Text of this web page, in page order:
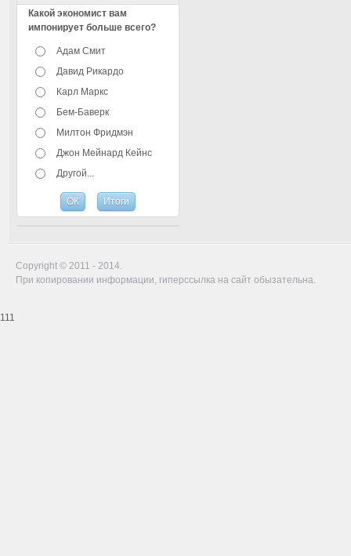
Какой экономист вам
импонирует больше всего?
Адам Смит
Давид Рикардо
Карл Маркс
Бем-Баверк
Милтон Фридмэн
Джон Мейнард Кейнс
Другой...
Copyright © 2011 - 2014.
При копировании информации, гиперссылка на сайт обызательна.
111